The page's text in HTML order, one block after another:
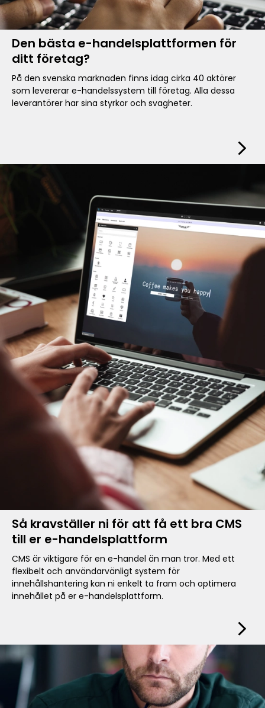
Den bästa e-handelsplattformen för
ditt företag?
På den svenska marknaden finns idag cirka 40 aktörer
som levererar e-handelssystem till företag. Alla dessa
leverantörer har sina styrkor och svagheter.
Så kravställer ni för att få ett bra CMS
till er e-handelsplattform
CMS är viktigare för en e-handel än man tror. Med ett
flexibelt och användarvänligt system för
innehållshantering kan ni enkelt ta fram och optimera
innehållet på er e-handelsplattform.